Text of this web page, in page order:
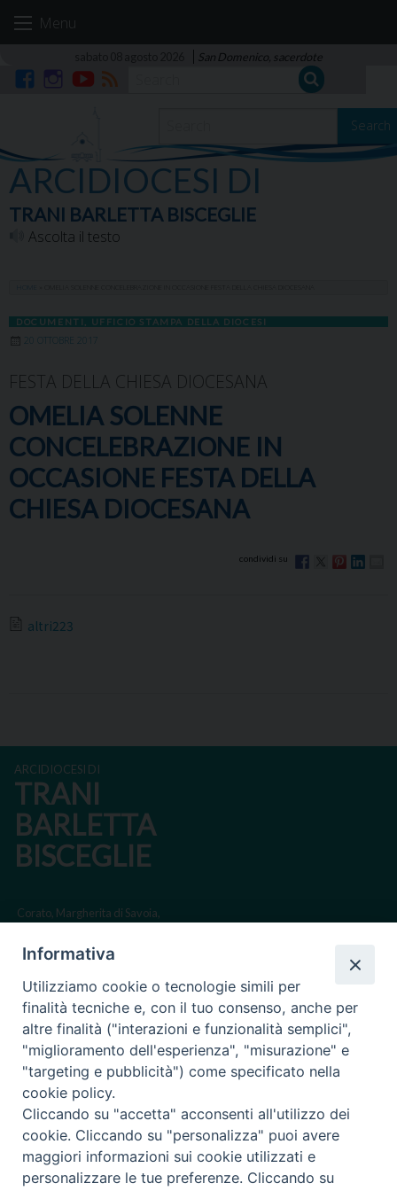
Menu
San Domenico, sacerdote
Search
ARCIDIOCESI DI
TRANI BARLETTA BISCEGLIE
Ascolta il testo
DOCUMENTI UFFICIO STAMPA DELLA DIOCESI
20 OTTOBRE 2017
FESTA DELLA CHIESA DIOCESANA
OMELIA SOLENNE
CONCELEBRAZIONE IN
OCCASIONE FESTA DELLA
CHIESA DIOCESANA
altri223
ARCIDIOCESI DI
TRANI
BARLETTA
BISCEGLIE
Corato, Margherita di Savoia,
Regione ecclesiastica Puglia
Via Beltrani, 9
76125 Trani BT
Centralino Tel. 0883 494211
Cancelleria Tel. 0883 494204
cancelleria@arcidiocesitrani.it
Informativa
Utilizziamo cookie o tecnologie simili per
finalità tecniche e, con il tuo consenso, anche per
altre finalità ("interazioni e funzionalità semplici",
"miglioramento dell'esperienza", "misurazione" e
"targeting e pubblicità") come specificato nella
cookie policy.
Cliccando su "accetta" acconsenti all'utilizzo dei
cookie. Cliccando su "personalizza" puoi avere
maggiori informazioni sui cookie utilizzati e
personalizzare le tue preferenze. Cliccando su